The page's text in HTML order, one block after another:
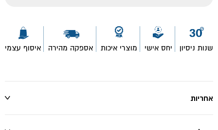
שנות ניסיון יחס אישי מוצרי איכות אספקה מהירה איסוף עצמי
אחריות